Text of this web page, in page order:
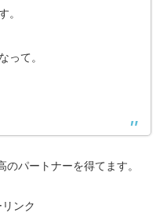
。
って。
パートナーを得てます。
ンク